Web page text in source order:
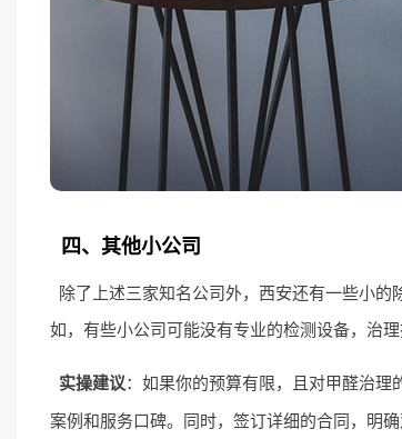
四、其他小公司
除了上述三家知名公司外，西安还有一些小的
如，有些小公司可能没有专业的检测设备，治
实操建议：如果你的预算有限，且对甲醛治
案例和服务口碑。同时，签订详细的合同，明